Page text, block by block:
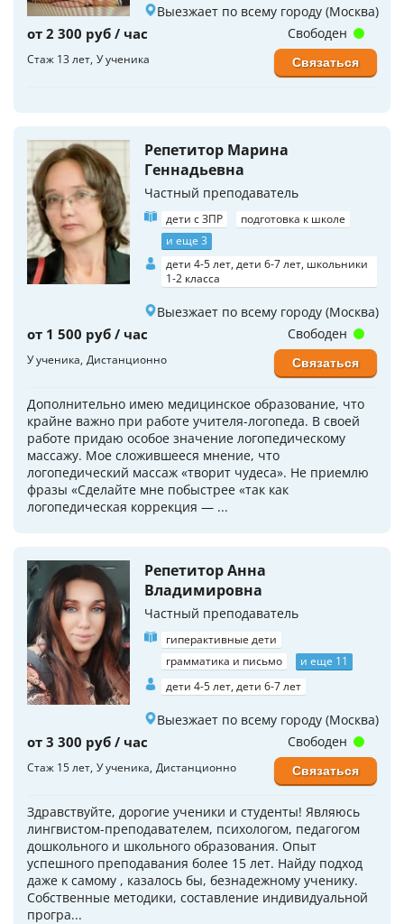
Выезжает по всему городу (Москва)
от 2 300 руб / час
Стаж 13 лет У ученика
Свободен
Связаться
Репетитор Марина
Геннадьевна
Частный преподаватель
дети с ЗПР
подготовка к школе
и еще 3
дети 4-5 лет, дети 6-7 лет, школьники
1-2 класса
Выезжает по всему городу (Москва)
от 1 500 руб / час
У ученика Дистанционно
Дополнительно имею медицинское образование, что
крайне важно при работе учителя-логопеда. В своей
работе придаю особое значение логопедическому
массажу. Мое сложившееся мнение, что
логопедический массаж «творит чудеса». Не приемлю
фразы «Сделайте мне побыстрее «так как
логопедическая коррекция — ...
Свободен
Связаться
Репетитор Анна
Владимировна
Частный преподаватель
гиперактивные дети
грамматика и письмо
и еще 11
дети 4-5 лет, дети 6-7 лет
Выезжает по всему городу (Москва)
от 3 300 руб / час
Стаж 15 лет У ученика Дистанционно
Здравствуйте, дорогие ученики и студенты! Являюсь
лингвистом-преподавателем, психологом, педагогом
дошкольного и школьного образования. Опыт
успешного преподавания более 15 лет. Найду подход
даже к самому , казалось бы, безнадежному ученику.
Собственные методики, составление индивидуальной
програ...
Свободен
Связаться